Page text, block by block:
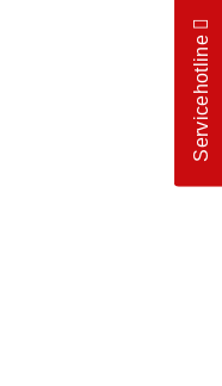
Servicehotline